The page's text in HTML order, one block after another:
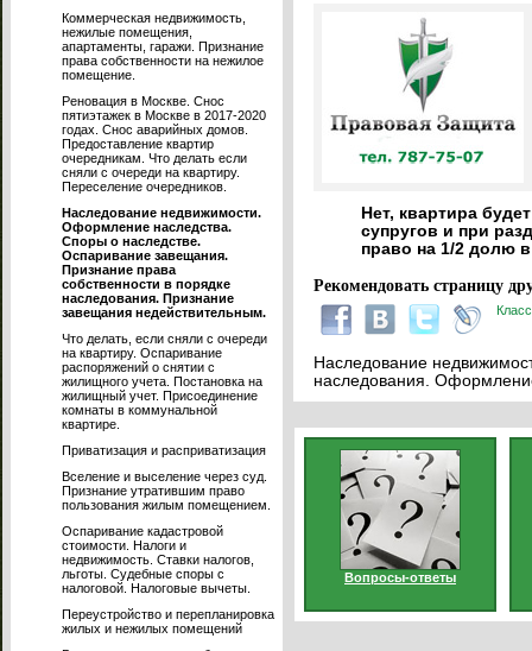
Коммерческая недвижимость,
нежилые помещения,
апартаменты, гаражи. Признание
права собственности на нежилое
помещение.
Реновация в Москве. Снос
пятиэтажек в Москве в 2017-2020
годах. Снос аварийных домов.
Предоставление квартир
очередникам. Что делать если
сняли с очереди на квартиру.
Переселение очередников.
Наследование недвижимости.
Оформление наследства.
Споры о наследстве.
Оспаривание завещания.
Признание права
собственности в порядке
наследования. Признание
завещания недействительным.
Что делать, если сняли с очереди
на квартиру. Оспаривание
распоряжений о снятии с
жилищного учета. Постановка на
жилищный учет. Присоединение
комнаты в коммунальной
квартире.
Приватизация и расприватизация
Вселение и выселение через суд.
Признание утратившим право
пользования жилым помещением.
Оспаривание кадастровой
стоимости. Налоги и
недвижимость. Ставки налогов,
льготы. Судебные споры с
налоговой. Налоговые вычеты.
Переустройство и перепланировка
жилых и нежилых помещений
Нет, квартира
супругов и при
право на 1/2 долю в
Рекомендовать страницу
Наследование
наследования.
Вопросы-ответы